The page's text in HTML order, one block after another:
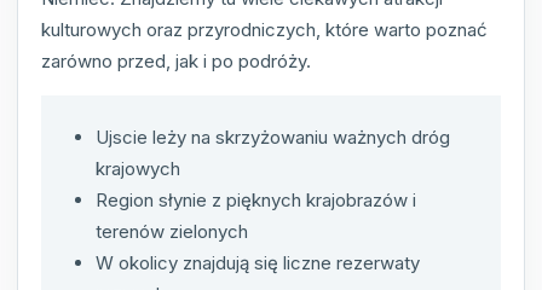
kulturowych oraz przyrodniczych, które warto poznać
zarówno przed, jak i po podróży.
Ujscie leży na skrzyżowaniu ważnych dróg
krajowych
Region słynie z pięknych krajobrazów i
terenów zielonych
W okolicy znajdują się liczne rezerwaty